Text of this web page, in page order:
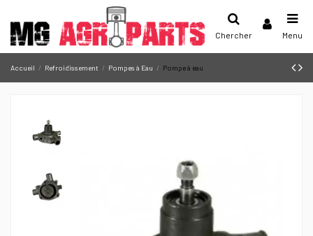
Chercher Menu
Accueil Refroidissement Pompes à Eau Pompe à eau